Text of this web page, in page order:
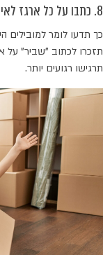
8. כתבו על כל ארגז לאיזה אזור בבית הוא שייך
כך תדעו לומר למובילים
תזכרו לכתוב "שביר" על
תרגישו רגועים יותר.